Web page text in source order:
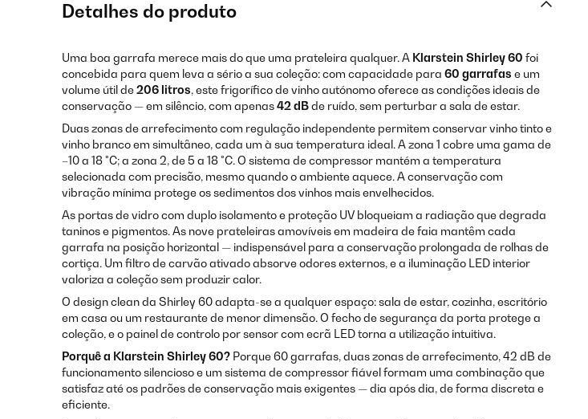
Detalhes do produto
Uma boa garrafa merece mais do que uma prateleira qualquer. A Klarstein Shirley 60 foi
concebida para quem leva a sério a sua coleção: com capacidade para 60 garrafas e um
volume útil de206 litros, este frigorífico de vinho autónomo oferece as condições ideais de
conservação — em silêncio, com apenas42 dBde ruído, sem perturbar a sala de estar.
Duas zonas de arrefecimento com regulação independente permitem conservar vinho tinto e
vinho branco em simultâneo, cada um à sua temperatura ideal. A zona 1 cobre uma gama de
–10 a 18 °C; a zona 2, de 5 a 18 °C. O sistema de compressor mantém a temperatura
selecionada com precisão, mesmo quando o ambiente aquece. A conservação com
vibração mínima protege os sedimentos dos vinhos mais envelhecidos.
As portas de vidro com duplo isolamento e proteção UV bloqueiam a radiação que degrada
taninos e pigmentos. As nove prateleiras amovíveis em madeira de faia mantêm cada
garrafa na posição horizontal — indispensável para a conservação prolongada de rolhas de
cortiça. Um filtro de carvão ativado absorve odores externos, e a iluminação LED interior
valoriza a coleção sem produzir calor.
O design clean da Shirley 60 adapta-se a qualquer espaço: sala de estar, cozinha, escritório
em casa ou um restaurante de menor dimensão. O fecho de segurança da porta protege a
coleção, e o painel de controlo por sensor com ecrã LED torna a utilização intuitiva.
Porquê a Klarstein Shirley 60? Porque 60 garrafas, duas zonas de arrefecimento, 42 dB de
funcionamento silencioso e um sistema de compressor fiável formam uma combinação que
satisfaz até os padrões de conservação mais exigentes — dia após dia, de forma discreta e
eficiente.